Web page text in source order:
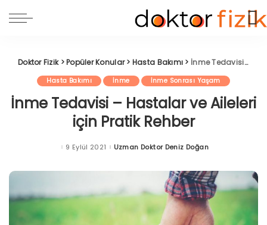
Doktor Fizik>Popüler Konular> Hasta Bakımı > İnme Tedavisi – Hastalar ve Aileleri için Pratik Rehber
Hasta Bakımı İnme İnme Sonrası Yaşam
İnme Tedavisi – Hastalar ve Aileleri
için Pratik Rehber
9 Eylül 2021 Posted
Uzman Doktor Deniz Doğan